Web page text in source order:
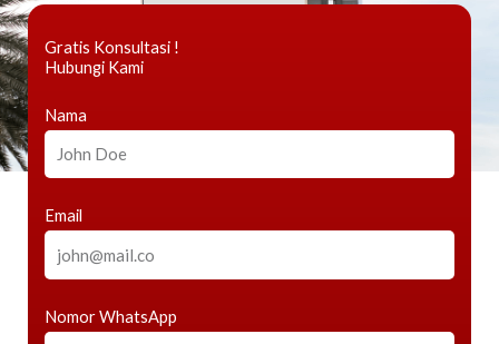
Gratis Konsultasi !
Hubungi Kami
Nama
Email
Nomor WhatsApp